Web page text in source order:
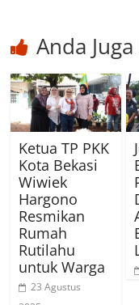
Anda
Ketua TP PKK
Kota Bekasi
Wiwiek
Hargono
Resmikan
Rumah
Rutilahu
untuk Warga
23 Agustus